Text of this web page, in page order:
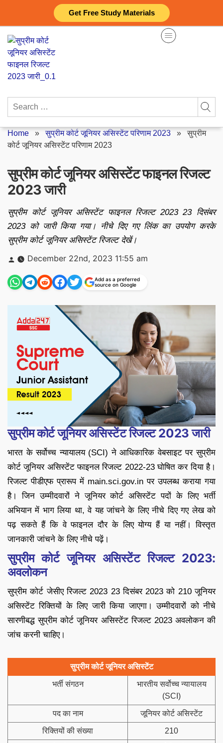
Get Free Study Materials
content
Search
Home »सुप्रीम कोर्ट जूनियर असिस्टेंट परिणाम 2023 »सुप्रीम
कोर्ट जूनियर असिस्टेंट परिणाम 2023
सुप्रीम कोर्ट जूनियर असिस्टेंट फाइनल रिजल्ट
2023 जारी
सुप्रीम कोर्ट जूनियर असिस्टेंट फाइनल रिजल्ट 2023 23 दिसंबर
2023 को जारी किया गया। नीचे दिए गए लिंक का उपयोग करके
सुप्रीम कोर्ट जूनियर असिस्टेंट रिजल्ट देखें।
Posted
by
December 22nd, 2023 11:55 am
Add as a preferred
source on Google
सुप्रीम कोर्ट जूनियर असिस्टेंट रिजल्ट 2023 जारी
भारत के सर्वोच्च न्यायालय (SCI) ने आधिकारिक वेबसाइट पर सुप्रीम
कोर्ट जूनियर असिस्टेंट फाइनल रिजल्ट 2022-23 घोषित कर दिया है।
रिजल्ट पीडीएफ प्रारूप में main.sci.gov.in पर उपलब्ध कराया गया
है। जिन उम्मीदवारों ने जूनियर कोर्ट असिस्टेंट पदों के लिए भर्ती
अभियान में भाग लिया था, वे यह जांचने के लिए नीचे दिए गए लेख को
पढ़ सकते हैं कि वे फाइनल दौर के लिए योग्य हैं या नहीं। विस्तृत
जानकारी जांचने के लिए नीचे पढ़ें।
सुप्रीम कोर्ट जूनियर असिस्टेंट रिजल्ट 2023:
अवलोकन
सुप्रीम कोर्ट जेसीए रिजल्ट 2023 23 दिसंबर 2023 को 210 जूनियर
असिस्टेंट रिक्तियों के लिए जारी किया जाएगा। उम्मीदवारों को नीचे
सारणीबद्ध सुप्रीम कोर्ट जूनियर असिस्टेंट रिजल्ट 2023 अवलोकन की
जांच करनी चाहिए।
सुप्रीम कोर्ट जूनियर असिस्टेंट
भर्ती संगठन
भारतीय सर्वोच्च न्यायालय
(SCI)
पद का नाम जूनियर कोर्ट असिस्टेंट
रिक्तियों की संख्या 210